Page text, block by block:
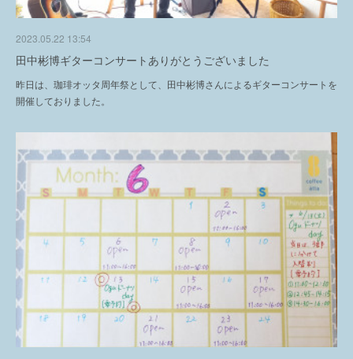
2023.05.22 13:54
田中彬博ギターコンサートありがとうございました
昨日は、珈琲オッタ周年祭として、田中彬博さんによるギターコンサートを
開催しておりました。